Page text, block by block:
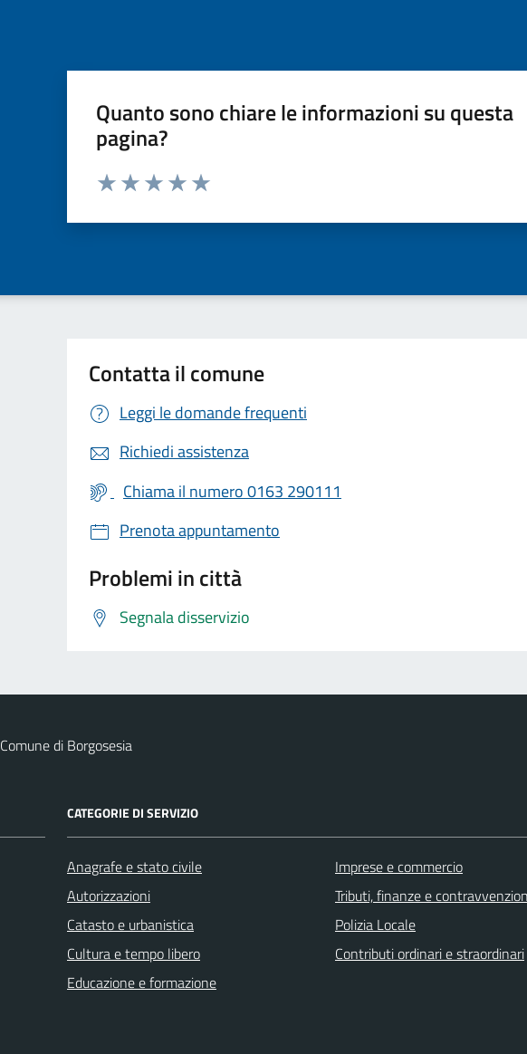
Quanto sono chiare le informazioni su questa
pagina?
Valuta da 1 a 5 stelle la pagina
Contatta il comune
Leggi le domande frequenti
Richiedi assistenza
Chiama il numero 0163 290111
Prenota appuntamento
Problemi in città
Segnala disservizio
Comune di Borgosesia
CATEGORIE DI SERVIZIO
Anagrafe e stato civile
Autorizzazioni
Catasto e urbanistica
Cultura e tempo libero
Educazione e formazione
Imprese e commercio
Tributi, finanze e
Polizia Locale
Contributi ordinari e straordinari